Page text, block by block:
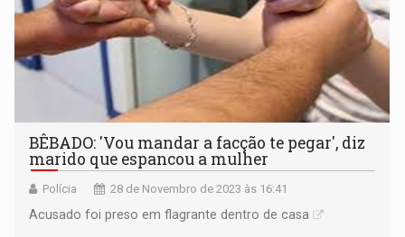
BÊBADO: 'Vou mandar a facção te pegar', diz
marido que espancou a mulher
Polícia 28 de Novembro de 2023 às 16:41
Acusado foi preso em flagrante dentro de casa